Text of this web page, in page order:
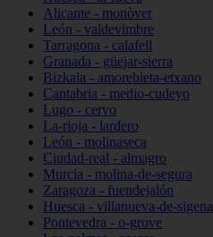
Alicante - monòver
León - valdevimbre
Tarragona - calafell
Granada - güejar-sierra
Bizkaia - amorebieta-etxano
Cantabria - medio-cudeyo
Lugo - cervo
La-rioja - lardero
León - molinaseca
Ciudad-real - almagro
Murcia - molina-de-segura
Zaragoza - fuendejalón
Huesca - villanueva-de-sigena
Pontevedra - o-grove